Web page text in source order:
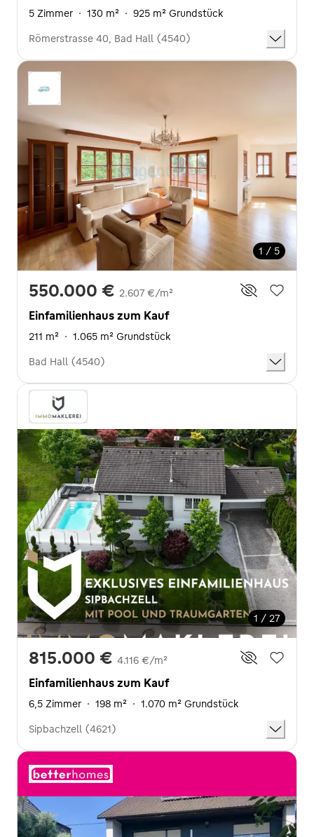
5 Zimmer · 130 m² · 925 m² Grundstück
Römerstrasse 40, Bad Hall (4540)
1 / 5
550.000 € 2.607 €/m²
Einfamilienhaus zum Kauf
211 m² · 1.065 m² Grundstück
Bad Hall (4540)
1 / 27
815.000 € 4.116 €/m²
Einfamilienhaus zum Kauf
6,5 Zimmer · 198 m² · 1.070 m² Grundstück
Sipbachzell (4621)